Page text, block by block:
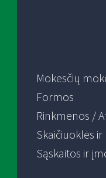
Mokesčių
Formos
Rinkmenos /
Skaičiuoklės
Sąskaitos ir